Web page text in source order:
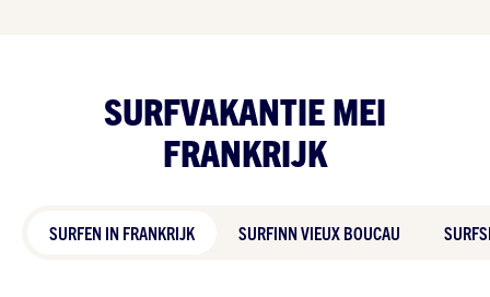
SURFVAKANTIE MEI
FRANKRIJK
SURFEN IN FRANKRIJK SURFINN VIEUX BOUCAU